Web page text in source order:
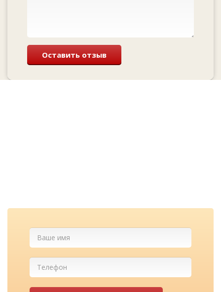
Оставить отзыв